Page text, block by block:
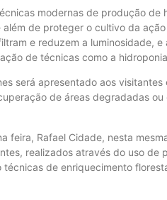
modernas de produção
de proteger o cultivo da
e reduzem a luminosidade,
de técnicas como a
será apresentado aos
de áreas degradadas
feira, Rafael Cidade, nesta
realizados através do uso de
técnicas de enriquecimento